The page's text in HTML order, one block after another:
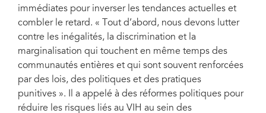
immédiates pour inverser les tendances actuelles et
combler le retard. « Tout d’abord, nous devons lutter
contre les inégalités, la discrimination et la
marginalisation qui touchent en même temps des
communautés entières et qui sont souvent renforcées
par des lois, des politiques et des pratiques
punitives ». Il a appelé à des réformes politiques pour
réduire les risques liés au VIH au sein des